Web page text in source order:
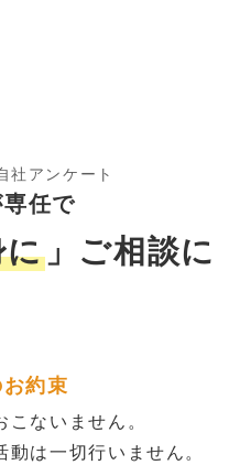
社アンケート
任で
に」ご相談に
約束
ないません。
は一切行いません。